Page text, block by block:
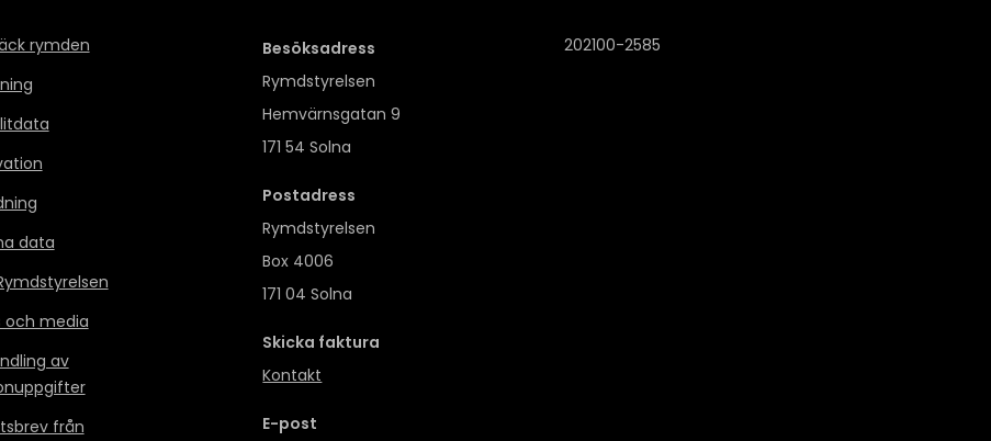
rymden
data
och media
av
från
Besöksadress
Rymdstyrelsen
Hemvärnsgatan 9
171 54 Solna
Postadress
Rymdstyrelsen
Box 4006
171 04 Solna
Skicka faktura
Kontakt
E-post
202100-2585